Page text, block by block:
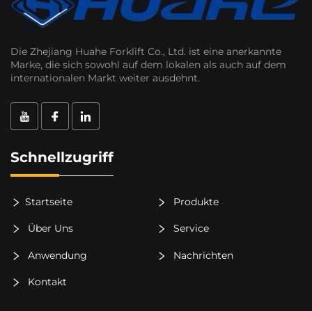
Die Zhejiang Huahe Forklift Co., Ltd. ist eine anerkannte
Marke, die sich sowohl auf dem lokalen als auch auf dem
internationalen Markt weiter ausdehnt.
Schnellzugriff
Startseite Produkte
Über Uns Service
Anwendung Nachrichten
Kontakt